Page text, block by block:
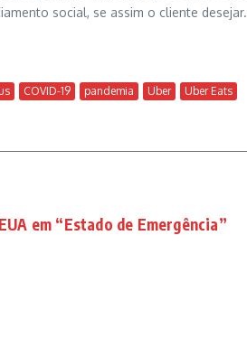
social, se assim o cliente desejar.
COVID-19 pandemia Uber Uber Eats
EUA em “Estado de Emergência”